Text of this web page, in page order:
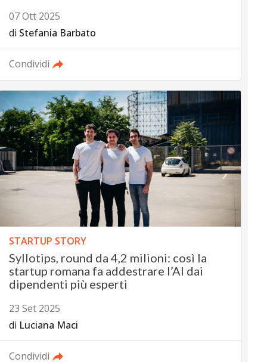
07 Ott 2025
di Stefania Barbato
Condividi
STARTUP STORY
Syllotips, round da 4,2 milioni: così la
startup romana fa addestrare l’AI dai
dipendenti più esperti
23 Set 2025
di Luciana Maci
Condividi